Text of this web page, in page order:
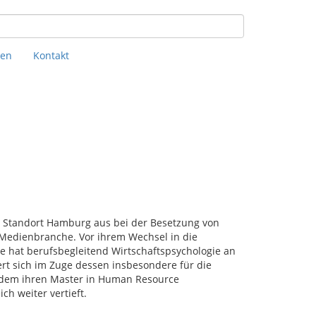
Kontakt
Hamburg aus bei der Besetzung von
Vor ihrem Wechsel in die
hat berufsbegleitend Wirtschaftspsychologie an
sich im Zuge dessen insbesondere für die
ihren Master in Human Resource
weiter vertieft.